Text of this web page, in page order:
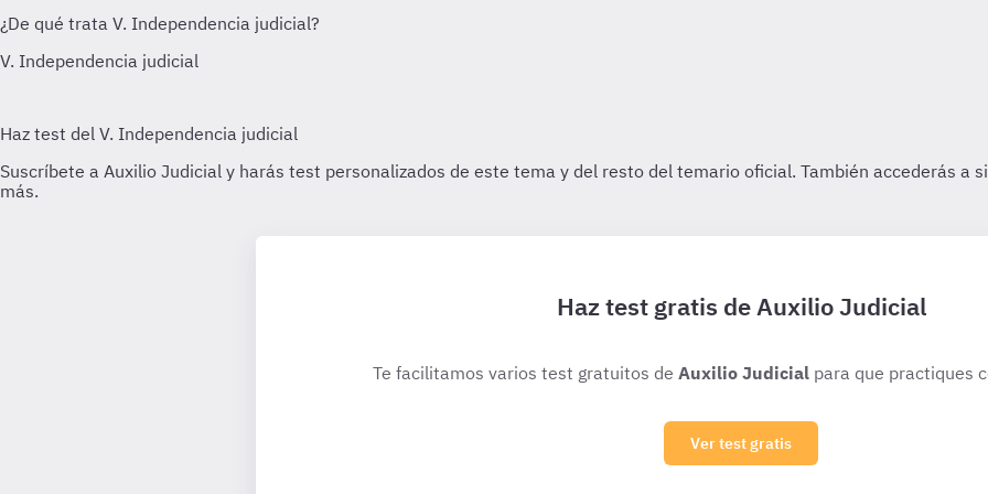
Haz test gratis de Auxilio Judicial
Te facilitamos varios test gratuitos de Auxilio Judicialpara que practiques
Ver test gratis